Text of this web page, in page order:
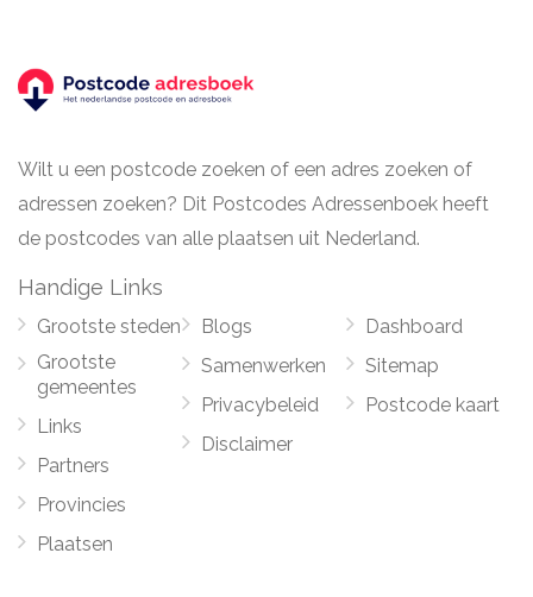
Wilt u een postcode zoeken of een adres zoeken of
adressen zoeken? Dit Postcodes Adressenboek heeft
de postcodes van alle plaatsen uit Nederland.
Handige Links
Grootste steden
Grootste
gemeentes
Links
Partners
Provincies
Plaatsen
Blogs
Samenwerken
Privacybeleid
Disclaimer
Dashboard
Sitemap
Postcode kaart